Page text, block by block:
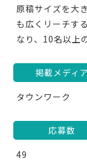
原稿サイズを大
も広くリーチす
なり、10名以上
掲載メディア
タウンワーク
応募数
49